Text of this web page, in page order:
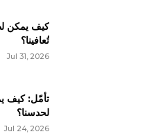
كيف يمكن
تُعافينا؟
Jul 31, 2026
تأمّل: كيف
لحدسنا؟
Jul 24, 2026